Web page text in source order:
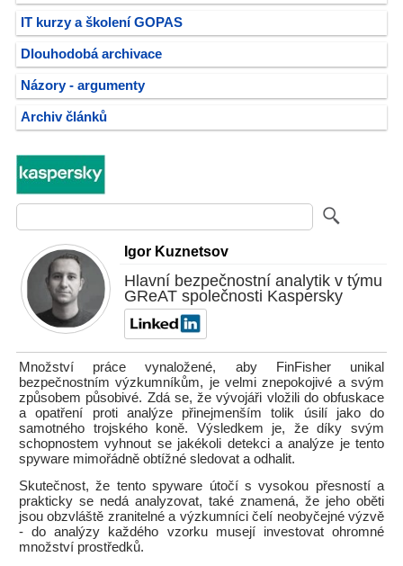
IT kurzy a školení GOPAS
Dlouhodobá archivace
Názory - argumenty
Archiv článků
Igor Kuznetsov
Hlavní bezpečnostní analytik v týmu
GReAT společnosti Kaspersky
Množství práce vynaložené, aby FinFisher unikal
bezpečnostním výzkumníkům, je velmi znepokojivé a svým
způsobem působivé. Zdá se, že vývojáři vložili do obfuskace
a opatření proti analýze přinejmenším tolik úsilí jako do
samotného trojského koně. Výsledkem je, že díky svým
schopnostem vyhnout se jakékoli detekci a analýze je tento
spyware mimořádně obtížné sledovat a odhalit.
Skutečnost, že tento spyware útočí s vysokou přesností a
prakticky se nedá analyzovat, také znamená, že jeho oběti
jsou obzvláště zranitelné a výzkumníci čelí neobyčejné výzvě
- do analýzy každého vzorku musejí investovat ohromné
množství prostředků.